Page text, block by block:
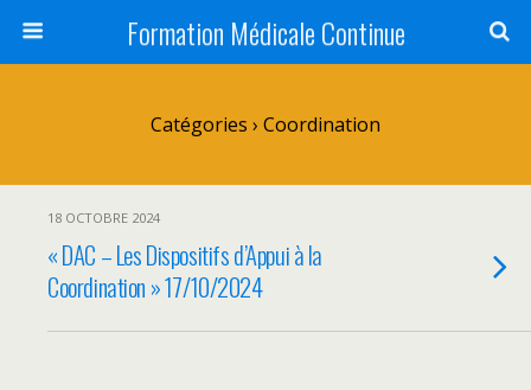
Formation Médicale Continue
Catégories › Coordination
18 OCTOBRE 2024
« DAC – Les Dispositifs d’Appui à la
Coordination » 17/10/2024